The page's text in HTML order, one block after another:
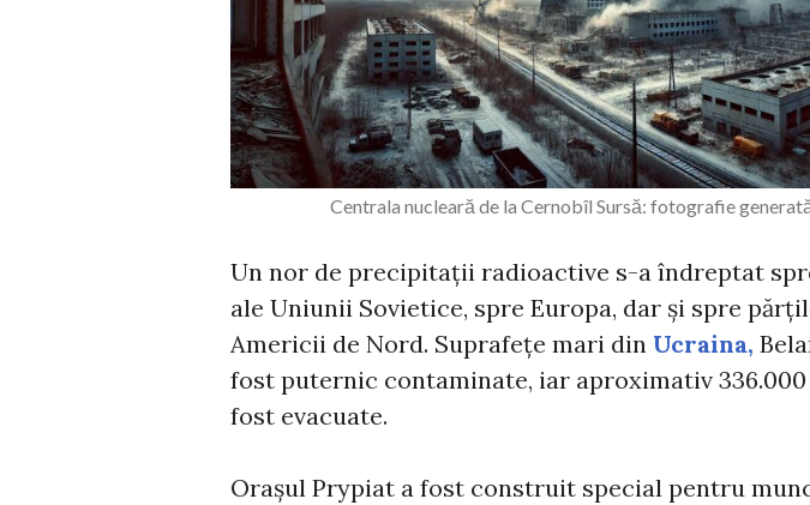
Centrala nucleară de la Cernobîl Sursă: fotografie
Un nor de precipitații radioactive s-a îndreptat
ale Uniunii Sovietice, spre Europa, dar și spre
Americii de Nord. Suprafețe mari din Ucraina,
fost puternic contaminate, iar aproximativ 336.000
fost evacuate.
Orașul Prypiat a fost construit special pentru